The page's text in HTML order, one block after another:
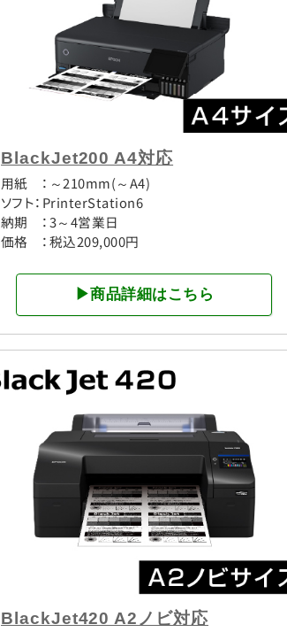
BlackJet200 A4対応
用紙 ：～210mm(～A4)
ソフト：PrinterStation6
納期 ：3～4営業日
価格 ：税込209,000円
▶商品詳細はこちら
BlackJet420 A2ノビ対応